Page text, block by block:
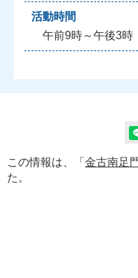
活動時間
午前9時～午後3時
この情報は、「 金古南足
た。